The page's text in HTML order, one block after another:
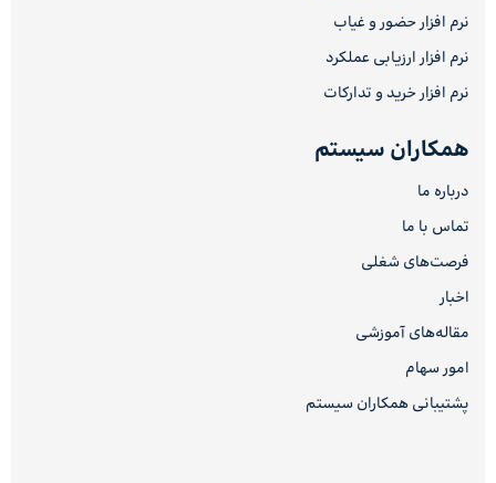
نرم افزار حضور و غیاب
نرم افزار ارزیابی عملکرد
نرم افزار خرید و تدارکات
همکاران سیستم
درباره ما
تماس با ما
فرصت‌های شغلی
اخبار
مقاله‌های آموزشی
امور سهام
پشتیبانی همکاران سیستم